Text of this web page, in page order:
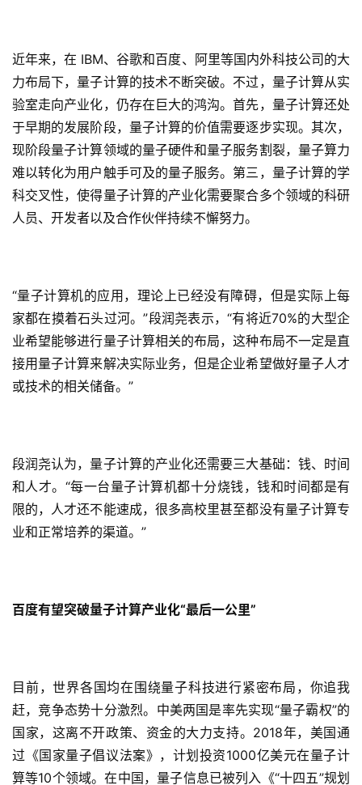
智
车
时
新
评
测
师
近年来，在 IBM、谷歌和百度、阿里等国内外科技公司的大
力布局下，量子计算的技术不断突破。不过，量子计算从实
验室走向产业化，仍存在巨大的鸿沟。首先，量子计算还处
于早期的发展阶段，量子计算的价值需要逐步实现。其次，
现阶段量子计算领域的量子硬件和量子服务割裂，量子算力
难以转化为用户触手可及的量子服务。第三，量子计算的学
科交叉性，使得量子计算的产业化需要聚合多个领域的科研
人员、开发者以及合作伙伴持续不懈努力。
“量子计算机的应用，理论上已经没有障碍，但是实际上每
家都在摸着石头过河。”段润尧表示，“有将近70%的大型企
业希望能够进行量子计算相关的布局，这种布局不一定是直
接用量子计算来解决实际业务，但是企业希望做好量子人才
或技术的相关储备。”
段润尧认为，量子计算的产业化还需要三大基础：钱、时间
和人才。“每一台量子计算机都十分烧钱，钱和时间都是有
限的，人才还不能速成，很多高校里甚至都没有量子计算专
业和正常培养的渠道。”
百度有望突破量子计算产业化“最后一公里”
目前，世界各国均在围绕量子科技进行紧密布局，你追我
赶，竞争态势十分激烈。中美两国是率先实现“量子霸权”的
国家，这离不开政策、资金的大力支持。2018年，美国通
过《国家量子倡议法案》，计划投资1000亿美元在量子计
算等10个领域。在中国，量子信息已被列入《“十四五”规划